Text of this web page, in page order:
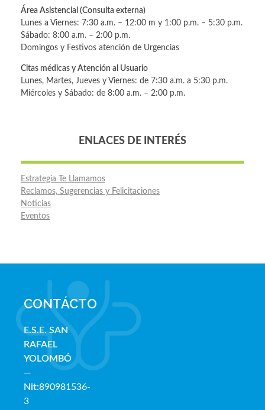
Área Asistencial (Consulta externa)
Lunes a Viernes: 7:30 a.m. – 12:00 m y 1:00 p.m. – 5:30 p.m.
Sábado: 8:00 a.m. – 2:00 p.m.
Domingos y Festivos atención de Urgencias
Citas médicas y Atención al Usuario
Lunes, Martes, Jueves y Viernes: de 7:30 a.m. a 5:30 p.m.
Miércoles y Sábado: de 8:00 a.m. – 2:00 p.m.
ENLACES DE INTERÉS
Estrategia Te Llamamos
Reclamos, Sugerencias y Felicitaciones
Noticias
Eventos
CONTÁCTO
E.S.E. SAN
RAFAEL
YOLOMBÓ
—
Nit:890981536-
3